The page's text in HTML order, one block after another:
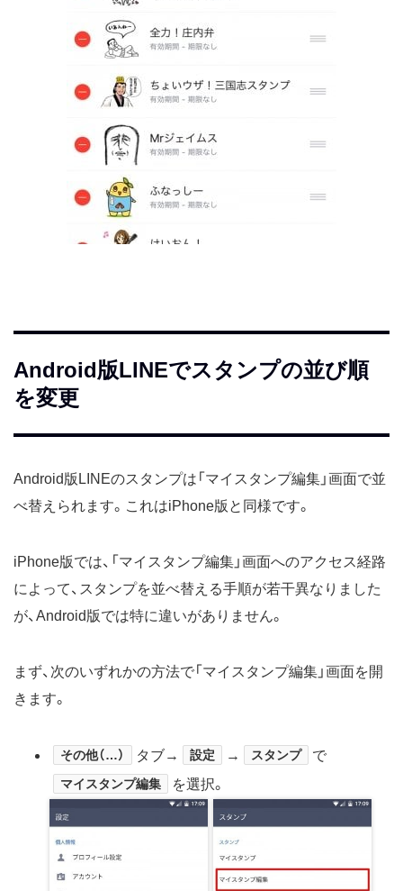
Android版LINEでスタンプの並び順
を変更
Android版LINEのスタンプは「マイスタンプ編集」画面で並
べ替えられます。これはiPhone版と同様です。
iPhone版では、「マイスタンプ編集」画面へのアクセス経路
によって、スタンプを並べ替える手順が若干異なりました
が、Android版では特に違いがありません。
まず、次のいずれかの方法で「マイスタンプ編集」画面を開
きます。
その他（…） タブ→ 設定 → スタンプ で
マイスタンプ編集 を選択。